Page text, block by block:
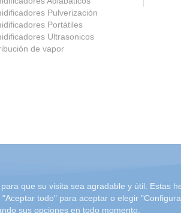
Pulverización
Portátiles
Ultrasonicos
de vapor
que su visita sea agradable y útil. Estas
todo" para aceptar o elegir
sus opciones en todo momento.